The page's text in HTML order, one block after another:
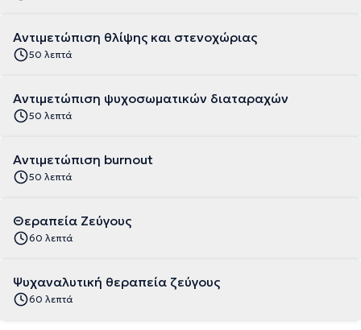
Αντιμετώπιση θλίψης και στενοχώριας
50 λεπτά
Αντιμετώπιση ψυχοσωματικών διαταραχών
50 λεπτά
Αντιμετώπιση burnout
50 λεπτά
Θεραπεία Ζεύγους
60 λεπτά
Ψυχαναλυτική θεραπεία ζεύγους
60 λεπτά